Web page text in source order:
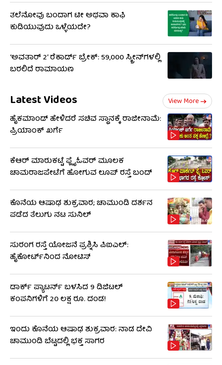
ತಲೆನೋವು ಬಂದಾಗ ಟೀ ಅಥವಾ ಕಾಫಿ
ಕುಡಿಯುವುದು ಒಳ್ಳೆಯದೇ?
‘ಅವತಾರ್ 2’ ರೆಕಾರ್ಡ್ ಬ್ರೇಕ್: 59,000 ಸ್ಕ್ರೀನ್‌ಗಳಲ್ಲಿ
ಬರಲಿದೆ ರಾಮಾಯಣ
Latest Videos View More
ಹೈಕಮಾಂಡ್​​ ಹೇಳಿದರೆ ಸಚಿವ ಸ್ಥಾನಕ್ಕೆ ರಾಜೀನಾಮೆ:
ಪ್ರಿಯಾಂಕ್​​ ಖರ್ಗೆ
ಕೆಆರ್ ಮಾರುಕಟ್ಟೆ ಫ್ಲೈಓವರ್ ಮೂಲಕ
ಚಾಮರಾಜಪೇಟೆಗೆ ಹೋಗುವ ಲೂಪ್ ರಸ್ತೆ ಬಂದ್
ಕೊನೆಯ ಆಷಾಢ ಶುಕ್ರವಾರ; ಚಾಮುಂಡಿ ದರ್ಶನ
ಪಡೆದ ತೆಲುಗು ನಟ ಸುನಿಲ್
ಸುರಂಗ ರಸ್ತೆ ಯೋಜನೆ ಪ್ರಶ್ನಿಸಿ ಪಿಐಎಲ್:
ಹೈಕೋರ್ಟ್​​ನಿಂದ ನೋಟಿಸ್​​
ಡಾರ್ಕ್ ಪ್ಯಾಟರ್ನ್ ಬಳಸಿದ 9 ಡಿಜಿಟಲ್
ಕಂಪನಿಗಳಿಗೆ 20 ಲಕ್ಷ ರೂ. ದಂಡ!
ಇಂದು ಕೊನೆಯ ಆಷಾಢ ಶುಕ್ರವಾರ: ನಾಡ ದೇವಿ
ಚಾಮುಂಡಿ ಬೆಟ್ಟದಲ್ಲಿ ಭಕ್ತ ಸಾಗರ